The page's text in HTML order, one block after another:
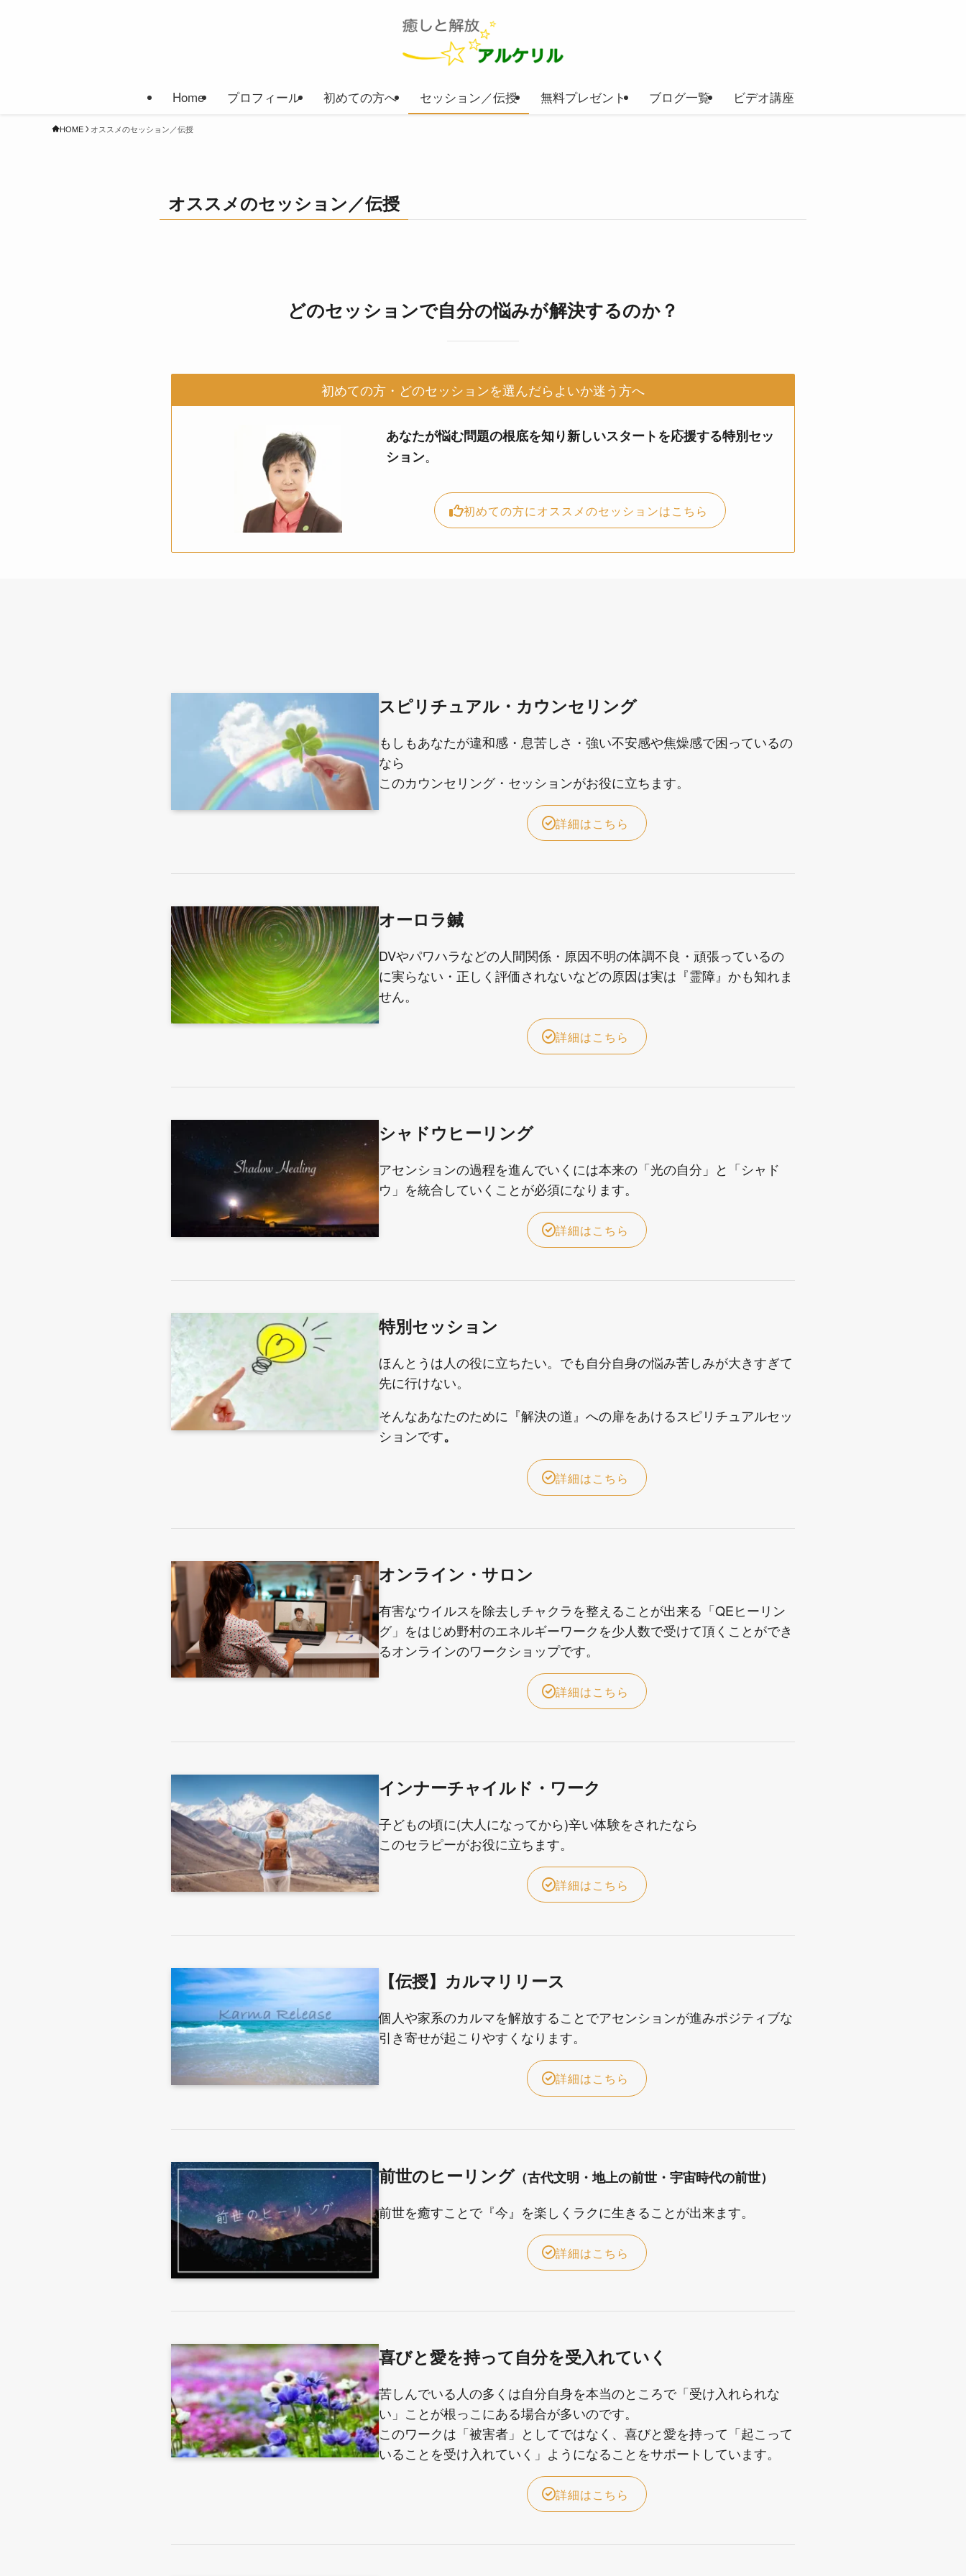
Home プロフィール 初めての方へ セッション／伝授 無料プレゼント ブログ一覧 ビデオ講座
HOME オススメのセッション／伝授
オススメのセッション／伝授
どのセッションで自分の悩みが解決するのか？
初めての方・どのセッションを選んだらよいか迷う方へ
あなたが悩む問題の根底を知り新しいスタートを応援する特別セッ
ション。
初めての方にオススメのセッションはこちら
スピリチュアル・カウンセリング
もしもあなたが違和感・息苦しさ・強い不安感や焦燥感で困っているの
なら
このカウンセリング・セッションがお役に立ちます。
詳細はこちら
オーロラ鍼
DVやパワハラなどの人間関係・原因不明の体調不良・頑張っているの
に実らない・正しく評価されないなどの原因は実は『霊障』かも知れま
せん。
詳細はこちら
シャドウヒーリング
アセンションの過程を進んでいくには本来の「光の自分」と「シャド
ウ」を統合していくことが必須になります。
詳細はこちら
特別セッション
ほんとうは人の役に立ちたい。でも自分自身の悩み苦しみが大きすぎて
先に行けない。
そんなあなたのために『解決の道』への扉をあけるスピリチュアルセッ
ションです。
詳細はこちら
オンライン・サロン
有害なウイルスを除去しチャクラを整えることが出来る「QEヒーリン
グ」をはじめ野村のエネルギーワークを少人数で受けて頂くことができ
るオンラインのワークショップです。
詳細はこちら
インナーチャイルド・ワーク
子どもの頃に(大人になってから)辛い体験をされたなら
このセラピーがお役に立ちます。
詳細はこちら
【伝授】カルマリリース
個人や家系のカルマを解放することでアセンションが進みポジティブな
引き寄せが起こりやすくなります。
詳細はこちら
前世のヒーリング（古代文明・地上の前世・宇宙時代の前世）
前世を癒すことで『今』を楽しくラクに生きることが出来ます。
詳細はこちら
喜びと愛を持って自分を受入れていく
苦しんでいる人の多くは自分自身を本当のところで「受け入れられな
い」ことが根っこにある場合が多いのです。
このワークは「被害者」としてではなく、喜びと愛を持って「起こって
いることを受け入れていく」ようになることをサポートしています。
詳細はこちら